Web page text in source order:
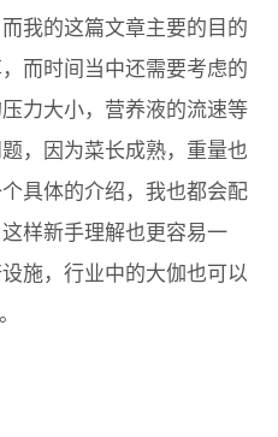
我的这篇文章主要的目的
而时间当中还需要考虑的
力大小，营养液的流速等
，因为菜长成熟，重量也
具体的介绍，我也都会配
样新手理解也更容易一
施，行业中的大伽也可以